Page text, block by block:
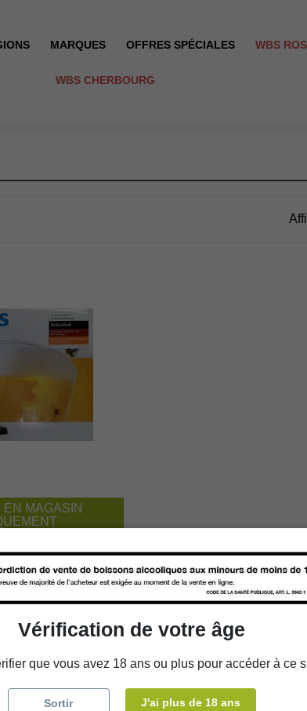
MARQUES OFFRES SPÉCIALES WBS
WBS CHERBOURG
EN MAGASIN
L - Tireuse à
PerfectDraft
Vérification de votre âge
que vous avez 18 ans ou plus pour accéder à ce
Sortir J'ai plus de 18 ans